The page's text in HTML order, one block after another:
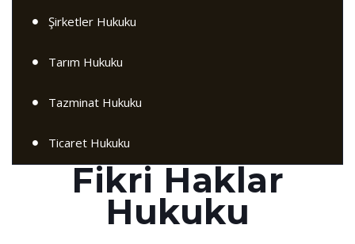
Şirketler Hukuku
Tarım Hukuku
Tazminat Hukuku
Ticaret Hukuku
Fikri Haklar
Hukuku